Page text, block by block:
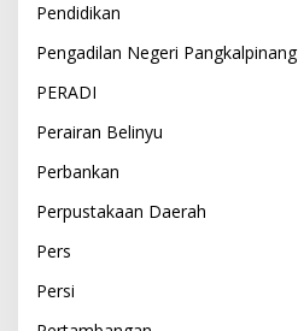
Pendidikan
Pengadilan Negeri Pangkalpinang
PERADI
Perairan Belinyu
Perbankan
Perpustakaan Daerah
Pers
Persi